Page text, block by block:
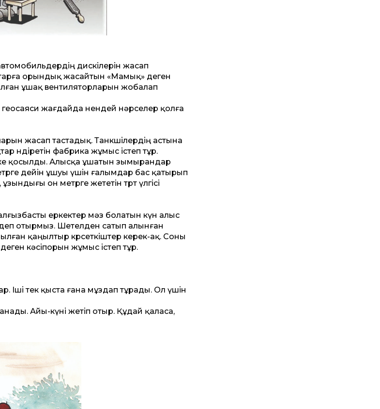
дискілерін жасап
орындық жасайтын «Мамық» деген
ұшақ вентиляторларын жобалап
гео­саяси жағдайда нендей нәрселер қолға
жасап тастадық. Танкшілердің астына
өндіретін фабрика жұмыс істеп тұр.
қосылды. Алысқа ұшатын зымырандар
де­йін ұшуы үшін ғалымдар бас қатырып
он метрге жететін төрт үлгісі
еркектер мәз болатын күн алыс
отырмыз. Шетелден сатып алынған
қаңылтыр көрсеткіштер керек-ақ. Соны
кәсіпорын жұмыс істеп тұр.
тек қыста ғана мұздап тұрады. Ол үшін
Айы-күні жетіп отыр. Құдай қаласа,